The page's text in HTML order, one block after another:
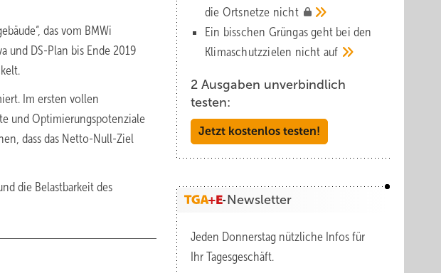
das vom BMWi
und DS-Plan bis Ende 2019
Im ersten vollen
und Optimierungspotenziale
dass das Netto-Null-Ziel
die Belastbarkeit des
die Orts­netze nicht
Ein bisschen Grüngas geht bei den
Klima­schutz­zielen nicht auf
2 Ausgaben unverbindlich
testen:
Jetzt kostenlos testen!
Newsletter
Jeden Donnerstag nützliche Infos für
Ihr Tagesgeschäft.